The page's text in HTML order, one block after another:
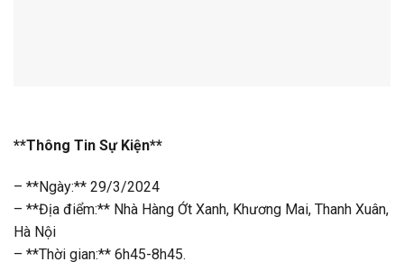
**Thông Tin Sự Kiện**
– **Ngày:** 29/3/2024
– **Địa điểm:** Nhà Hàng Ớt Xanh, Khương Mai, Thanh Xuân,
Hà Nội
– **Thời gian:** 6h45-8h45.